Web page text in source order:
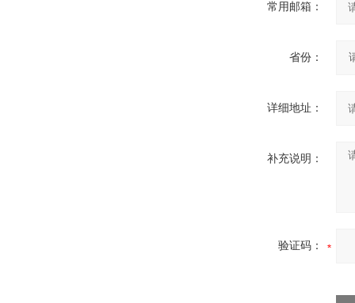
常用邮箱：
省份：
详细地址：
补充说明：
验证码：